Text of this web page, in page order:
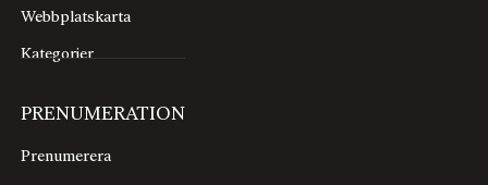
Webbplatskarta
Kategorier
PRENUMERATION
Prenumerera